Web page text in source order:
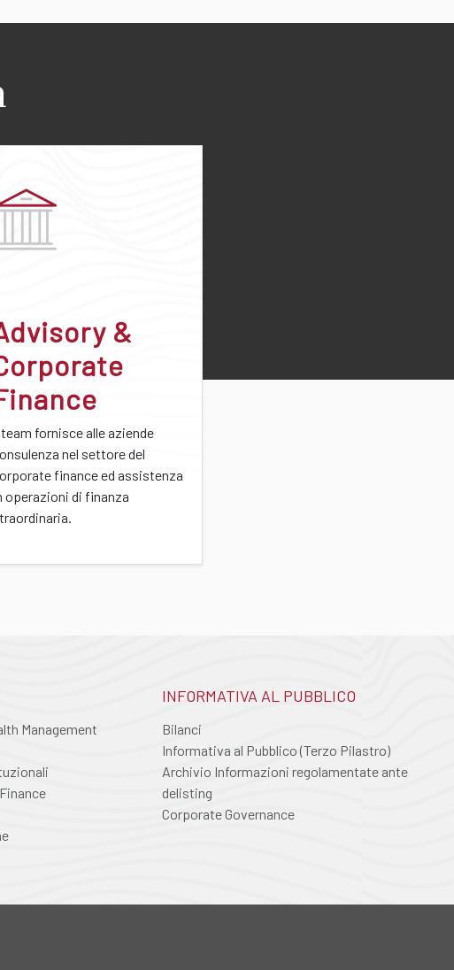
&
team fornisce alle aziende
nel settore del
finance ed assistenza
operazioni di finanza
Management
INFORMATIVA AL PUBBLICO
Bilanci
Informativa al Pubblico (Terzo Pilastro)
Archivio Informazioni regolamentate ante
delisting
Corporate Governance